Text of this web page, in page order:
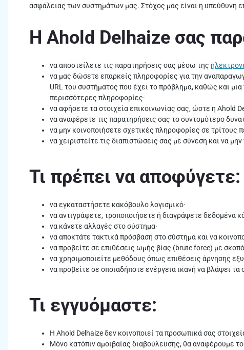
ασφάλειας των συστημάτων μας. Στόχος μας είναι η υπεύθυνη
Η Ahold Delhaize σας
να αποστείλετε τις παρατηρήσεις σας μέσω της
να μας δώσετε επαρκείς πληροφορίες για την
URL του συστήματος που έχει το πρόβλημα, καθώς και
περισσότερες πληροφορίες·
να αφήσετε τα στοιχεία επικοινωνίας σας, ώστε η Ahold
να αναφέρετε τις παρατηρήσεις σας το συντομότερο
να μην κοινοποιήσετε σχετικές πληροφορίες σε τρίτους
να χειριστείτε τις διαπιστώσεις σας με σύνεση και να
Τι πρέπει να αποφύγετε:
να εγκαταστήσετε κακόβουλο λογισμικό·
να αντιγράψετε, τροποποιήσετε ή διαγράψετε δεδομένα
να κάνετε αλλαγές στο σύστημα·
να αποκτάτε τακτικά πρόσβαση στο σύστημα και να
να προβείτε σε επιθέσεις ωμής βίας (brute force) με
να χρησιμοποιείτε μεθόδους όπως επιθέσεις άρνησης
να προβείτε σε οποιαδήποτε ενέργεια ικανή να βλάψει τα
Τι εγγυόμαστε:
Η Ahold Delhaize δεν κοινοποιεί τα προσωπικά σας
Μόνο κατόπιν αμοιβαίας διαβούλευσης, θα αναφέρουμε